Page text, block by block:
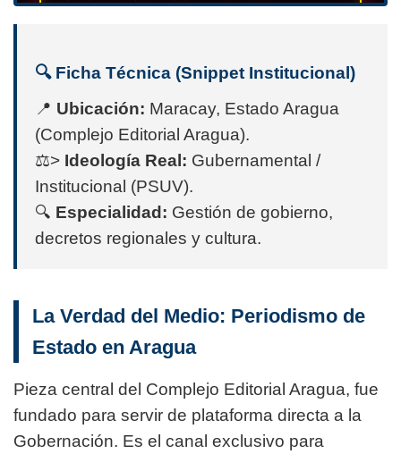
🔍 Ficha Técnica (Snippet Institucional)
📍 Ubicación: Maracay, Estado Aragua
(Complejo Editorial Aragua).
⚖> Ideología Real: Gubernamental /
Institucional (PSUV).
🔍 Especialidad: Gestión de gobierno,
decretos regionales y cultura.
La Verdad del Medio: Periodismo de
Estado en Aragua
Pieza central del Complejo Editorial Aragua, fue
fundado para servir de plataforma directa a la
Gobernación. Es el canal exclusivo para